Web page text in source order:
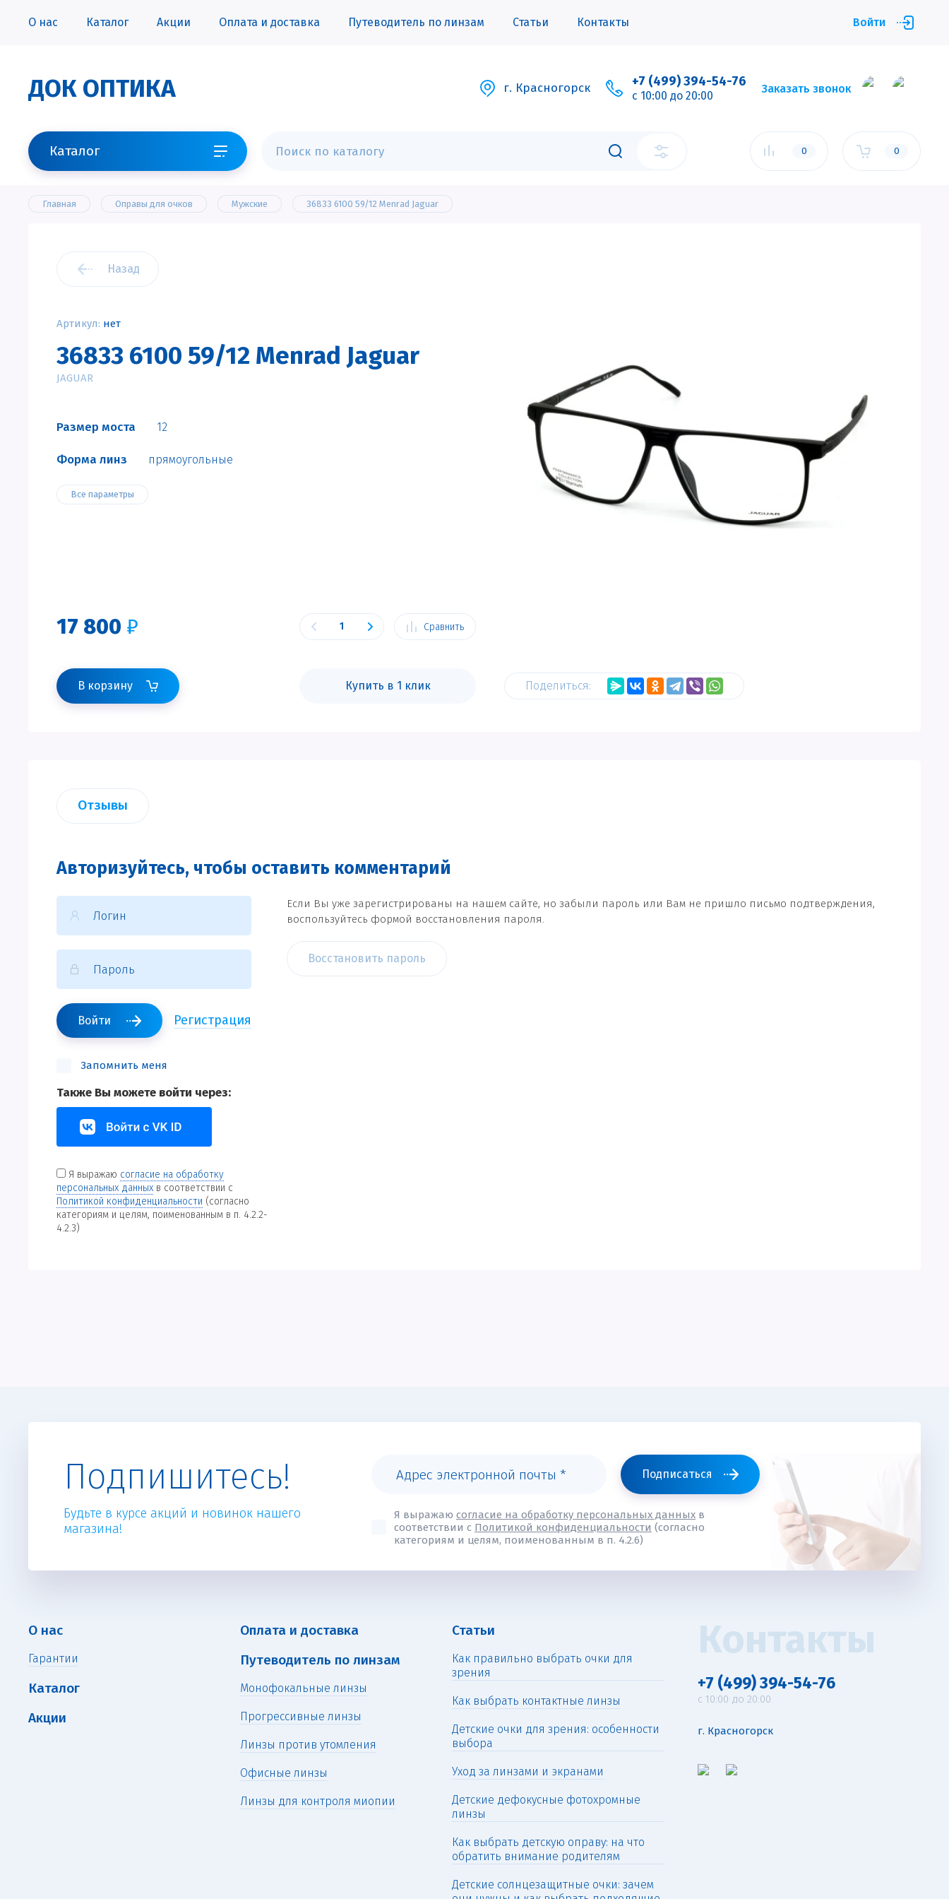
О нас Каталог Акции Оплата и доставка Путеводитель по линзам Статьи Контакты Войти
ДОК ОПТИКА г. Красногорск +7 (499) 394-54-76
c 10:00 до 20:00
Заказать звонок
Каталог 0 0
Главная Оправы для очков Мужские 36833 6100 59/12 Menrad Jaguar
Назад
Артикул: нет
36833 6100 59/12 Menrad Jaguar
JAGUAR
Размер моста 12
Форма линз прямоугольные
Все параметры
17 800 ₽ Сравнить
В корзину Купить в 1 клик Поделиться:
Отзывы
Авторизуйтесь, чтобы оставить комментарий
Войти Регистрация
Запомнить меня
Если Вы уже зарегистрированы на нашем сайте, но забыли пароль или Вам не пришло письмо подтверждения,
воспользуйтесь формой восстановления пароля.
Восстановить пароль
Также Вы можете войти через:
Я выражаю согласие на обработку
персональных данных в соответствии с
Политикой конфиденциальности (согласно
категориям и целям, поименованным в п. 4.2.2-
4.2.3)
Подпишитесь!
Будьте в курсе акций и новинок нашего
магазина!
Я выражаю согласие на обработку персональных данных в
соответствии с Политикой конфиденциальности (согласно
категориям и целям, поименованным в п. 4.2.6)
Подписаться
О нас
Гарантии
Каталог
Акции
Оплата и доставка
Путеводитель по линзам
Монофокальные линзы
Прогрессивные линзы
Линзы против утомления
Офисные линзы
Линзы для контроля миопии
Статьи
Как правильно выбрать очки для
зрения
Как выбрать контактные линзы
Детские очки для зрения: особенности
выбора
Уход за линзами и экранами
Детские дефокусные фотохромные
линзы
Как выбрать детскую оправу: на что
обратить внимание родителям
Детские солнцезащитные очки: зачем
Контакты
+7 (499) 394-54-76
c 10:00 до 20:00
г. Красногорск